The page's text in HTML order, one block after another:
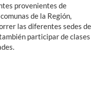
provenientes de
de la Región,
las diferentes sedes de
participar de clases